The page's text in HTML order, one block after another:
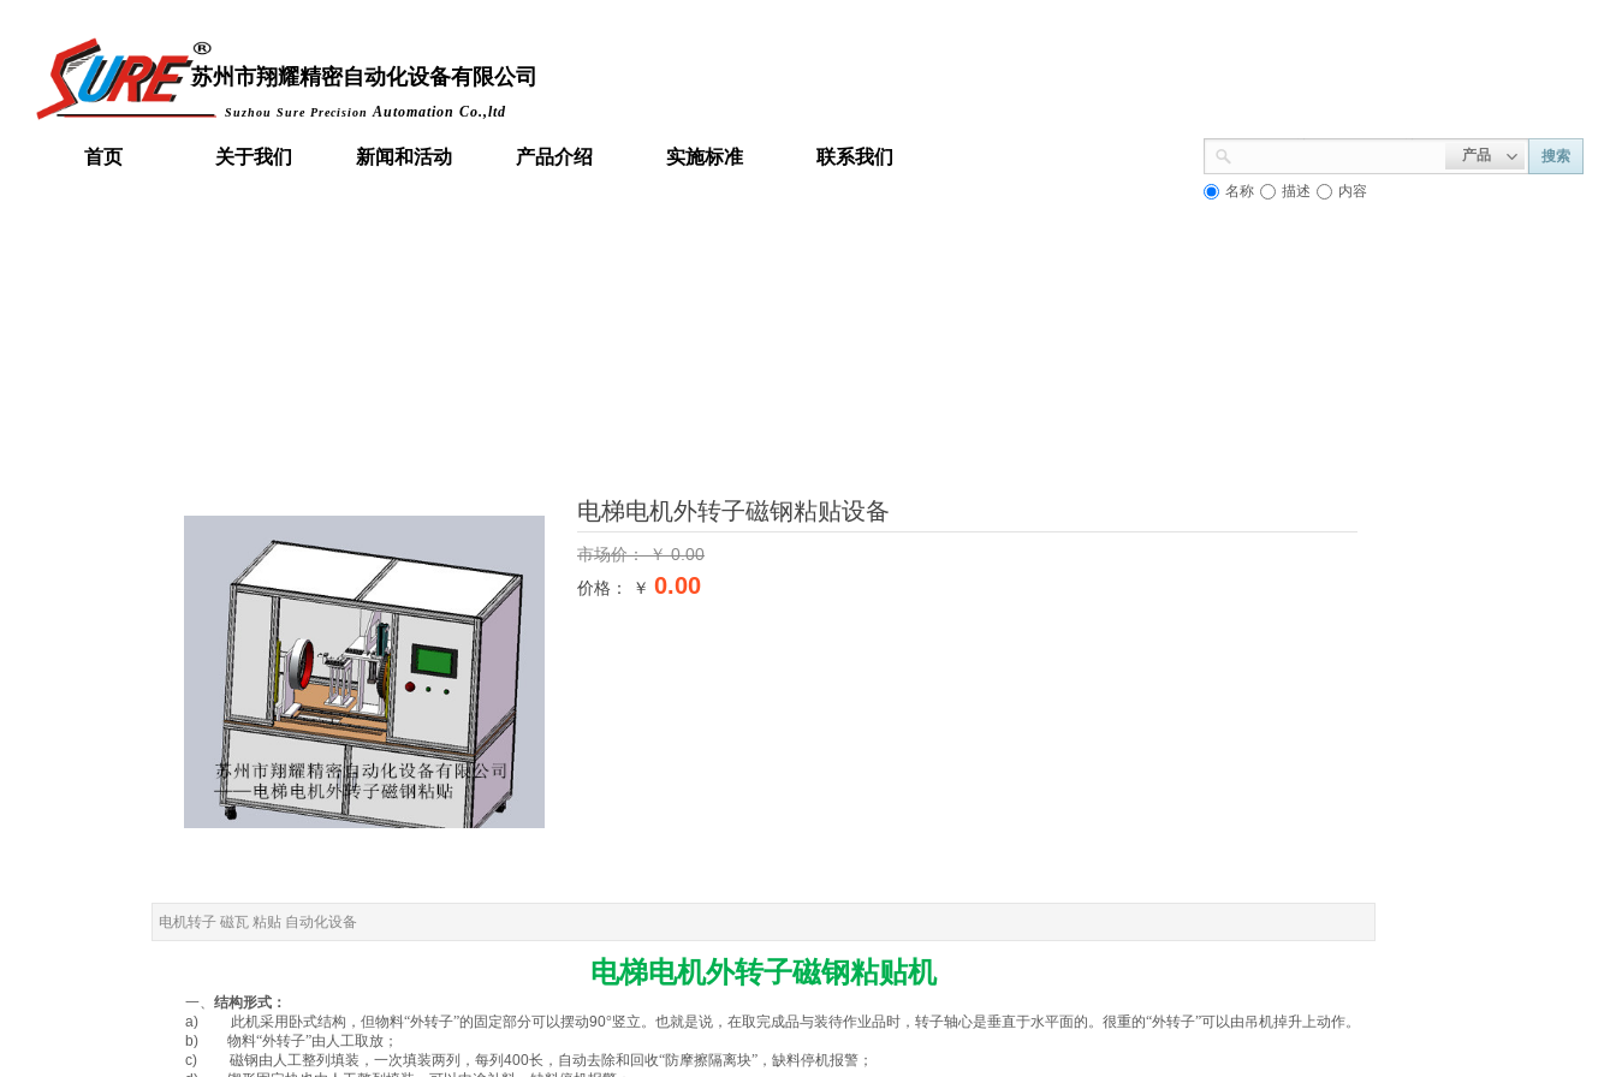
苏州市翔耀精密自动化设备有限公司
Suzhou Sure Precision Automation Co.,ltd
首页 关于我们 新闻和活动 产品介绍 实施标准 联系我们 产品 搜索
名称 描述 内容
电梯电机外转子磁钢粘贴设备
市场价：￥0.00
价格： ￥ 0.00
电机转子 磁瓦 粘贴 自动化设备
电梯电机外转子磁钢粘贴机
一、 结构形式：
a)
此机采用卧式结构，但物料“外转子”的固定部分可以摆动90°竖立。也就是说，在取完成品与装待作业品时，转子轴心是垂直于水平面的。很重的“外转子”可以由吊机掉升上动作。
b)
物料“外转子”由人工取放；
c)
磁钢由人工整列填装，一次填装两列，每列 400长，自动去除和回收“防摩擦隔离块”，缺料停机报警；